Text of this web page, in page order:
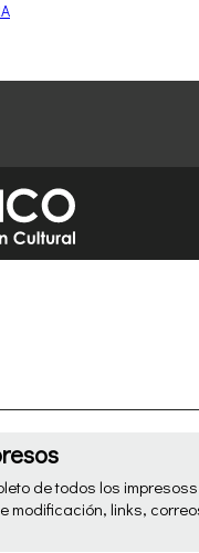
de todos los
modificación, links,